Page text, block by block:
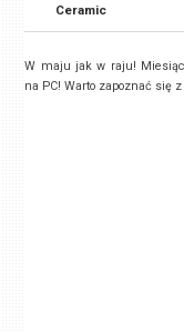
Ceramic
W maju jak w raju!
na PC! Warto zapoznać się